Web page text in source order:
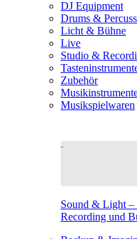
DJ Equipment
Drums &
Licht & Bühne
Live
Studio &
Zubehör
Musikspielwaren
Sound & Light –
Recording und